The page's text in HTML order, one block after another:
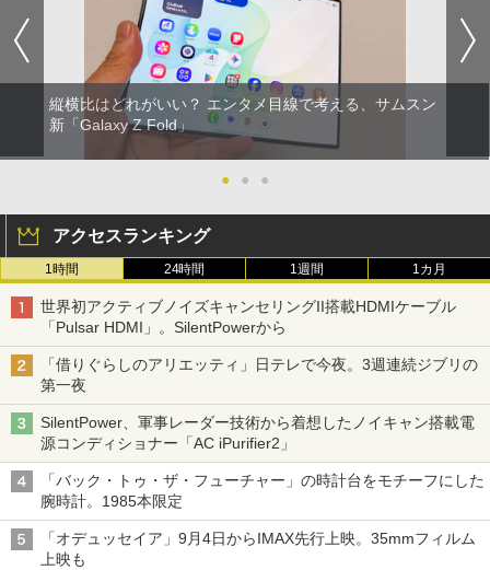
縦横比はどれがいい？ エンタメ目線で考える、サムスン
新「Galaxy Z Fold」
● ● ●
アクセスランキング
1時間 24時間 1週間 1カ月
世界初アクティブノイズキャンセリングII搭載HDMIケーブル
「Pulsar HDMI」。SilentPowerから
「借りぐらしのアリエッティ」日テレで今夜。3週連続ジブリの
第一夜
SilentPower、軍事レーダー技術から着想したノイキャン搭載電
源コンディショナー「AC iPurifier2」
「バック・トゥ・ザ・フューチャー」の時計台をモチーフにした
腕時計。1985本限定
「オデュッセイア」9月4日からIMAX先行上映。35mmフィルム
上映も